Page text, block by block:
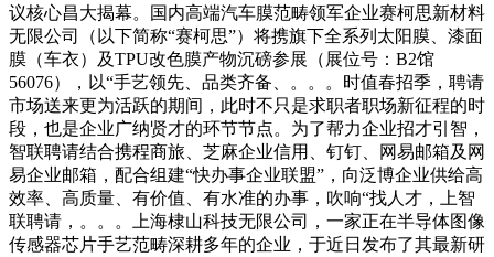
议核心昌大揭幕。国内高端汽车膜范畴领军企业赛柯思新材料
无限公司（以下简称“赛柯思”）将携旗下全系列太阳膜、漆面
膜（车衣）及TPU改色膜产物沉磅参展（展位号：B2馆
56076），以“手艺领先、品类齐备、。。。时值春招季，聘请
市场送来更为活跃的期间，此时不只是求职者职场新征程的时
段，也是企业广纳贤才的环节节点。为了帮力企业招才引智，
智联聘请结合携程商旅、芝麻企业信用、钉钉、网易邮箱及网
易企业邮箱，配合组建“快办事企业联盟”，向泛博企业供给高
效率、高质量、有价值、有水准的办事，吹响“找人才，上智
联聘请，。。。上海棣山科技无限公司，一家正在半导体图像
传感器芯片手艺范畴深耕多年的企业，于近日发布了其最新研